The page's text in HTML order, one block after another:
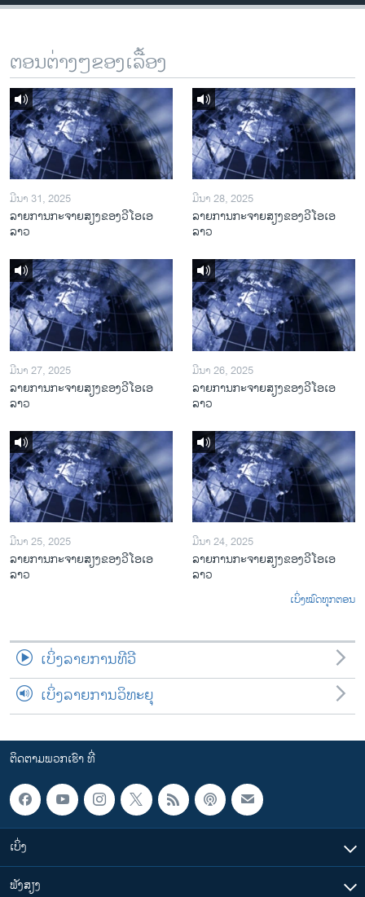
ພາສາຕ່າງໆ
ຕອນຕ່າງໆຂອງເລື້ອງ
ມີນາ 31, 2025
ລາຍການກະຈາຍສຽງຂອງວີໂອເອ
ລາວ
ມີນາ 28, 2025
ລາຍການກະຈາຍສຽງຂອງວີໂອເອ
ລາວ
ມີນາ 27, 2025
ລາຍການກະຈາຍສຽງຂອງວີໂອເອ
ລາວ
ມີນາ 26, 2025
ລາຍການກະຈາຍສຽງຂອງວີໂອເອ
ລາວ
ມີນາ 25, 2025
ລາຍການກະຈາຍສຽງຂອງວີໂອເອ
ລາວ
ມີນາ 24, 2025
ລາຍການກະຈາຍສຽງຂອງວີໂອເອ
ລາວ
ເບິ່ງໝົດທຸກຕອນ
ເບິ່ງລາຍການທີວີ
ເບິ່ງລາຍການວິທະຍຸ
ຕິດຕາມພວກເຮົາ ທີ່
ເບິ່ງ
ຟັງສຽງ